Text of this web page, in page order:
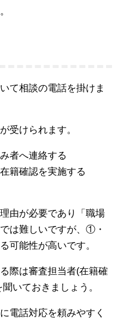
て相談の電話を掛けま
受けられます。
者へ連絡する
籍確認を実施する
由が必要であり「職場
は難しいですが、①・
可能性が高いです。
際は審査担当者(在籍確
いておきましょう。
電話対応を頼みやすく